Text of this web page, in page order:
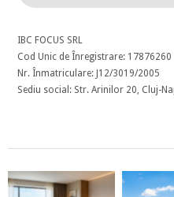
IBC FOCUS SRL
Cod Unic de Înregistrare: 17876260
Nr. Înmatriculare: J12/3019/2005
Sediu social: Str. Arinilor 20, Cluj-